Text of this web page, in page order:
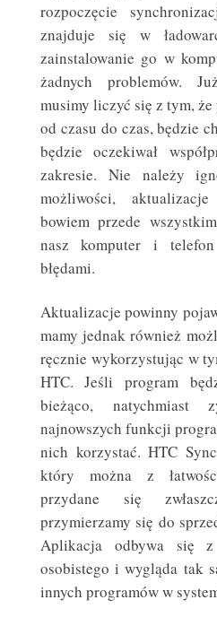
rozpoczęcie
znajduje się w
zainstalowanie go w
żadnych problemów.
musimy liczyć się z tym,
od czasu do czas, będzie
będzie oczekiwał
zakresie. Nie należy
możliwości,
bowiem przede
nasz komputer i telefon
błędami.
Aktualizacje powinny
mamy jednak również
ręcznie wykorzystując w
HTC. Jeśli program
bieżąco, natychmiast
najnowszych funkcji
nich korzystać. HTC
który można z
przydane się
przymierzamy się do
Aplikacja odbywa się z
osobistego i wygląda tak
innych programów w